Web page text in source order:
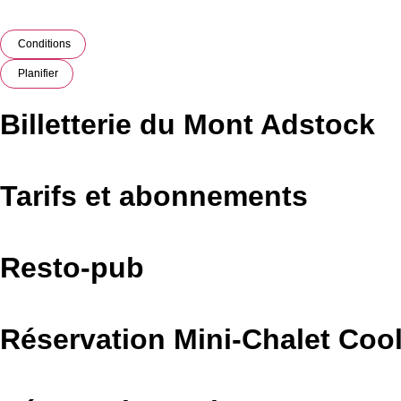
Conditions
Planifier
Billetterie du Mont Adstock
Tarifs et abonnements
Resto-pub
Réservation Mini-Chalet